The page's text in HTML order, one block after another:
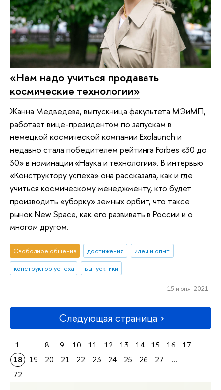
«Нам надо учиться продавать
космические технологии»
Жанна Медведева, выпускница факультета МЭиМП,
работает вице-президентом по запускам в
немецкой космической компании Exolaunch и
недавно стала победителем рейтинга Forbes «30 до
30» в номинации «Наука и технологии». В интервью
«Конструктору успеха» она рассказала, как и где
учиться коcмическому менеджменту, кто будет
производить «уборку» земных орбит, что такое
рынок New Space, как его развивать в России и о
многом другом.
Свободное общение достижения
идеи и опыт
конструктор успеха
выпускники
15 июня 2021
Следующая страница
1 ... 8 9 10 11 12 13 14 15 16
17
18
19 20 21 22 23 24 25 26 27
...
72